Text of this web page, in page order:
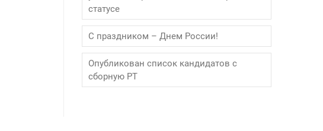
статусе
С праздником – Днем России!
Опубликован список кандидатов с
сборную РТ